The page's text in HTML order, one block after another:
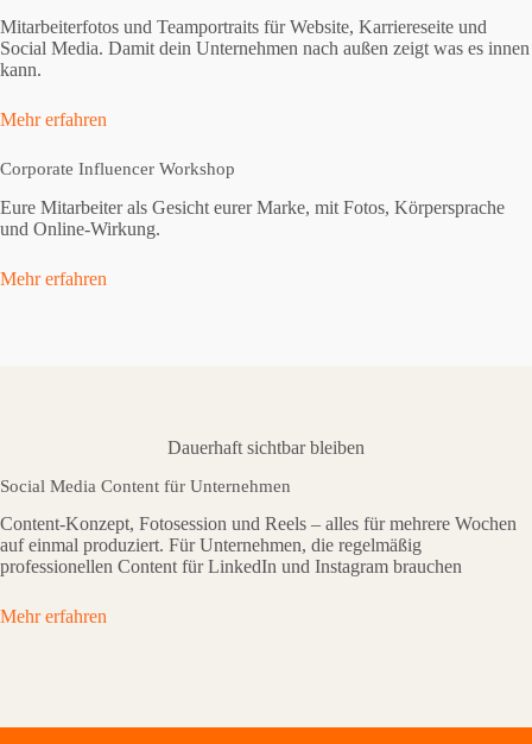
Mitarbeiterfotos und Teamportraits für Website, Karriereseite und
Social Media. Damit dein Unternehmen nach außen zeigt was es innen
kann.
Mehr erfahren
Corporate Influencer Workshop
Eure Mitarbeiter als Gesicht eurer Marke, mit Fotos, Körpersprache
und Online-Wirkung.
Mehr erfahren
Dauerhaft sichtbar bleiben
Social Media Content für Unternehmen
Content-Konzept, Fotosession und Reels – alles für mehrere Wochen
auf einmal produziert. Für Unternehmen, die regelmäßig
professionellen Content für LinkedIn und Instagram brauchen
Mehr erfahren